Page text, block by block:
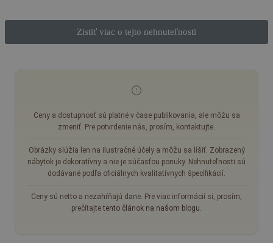
Zistiť viac o tejto nehnuteľnosti
Ceny a dostupnosť sú platné v čase publikovania, ale môžu sa
zmeniť. Pre potvrdenie nás, prosím, kontaktujte.
Obrázky slúžia len na ilustračné účely a môžu sa líšiť. Zobrazený
nábytok je dekoratívny a nie je súčasťou ponuky. Nehnuteľnosti sú
dodávané podľa oficiálnych kvalitatívnych špecifikácií.
Ceny sú netto a nezahŕňajú dane. Pre viac informácií si, prosím,
prečítajtetento článok na našom blogu